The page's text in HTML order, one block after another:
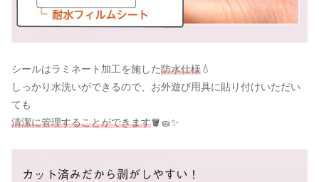
シールはラミネート加工を施した防水仕様💧
しっかり水洗いができるので、お外遊び用具に貼り付けいただい
ても
清潔に管理することができます🪣🧽✨